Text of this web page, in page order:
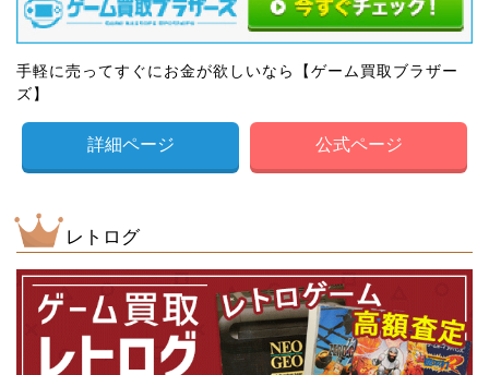
手軽に売ってすぐにお金が欲しいなら【ゲーム買取ブラザー
ズ】
詳細ページ 公式ページ
レトログ